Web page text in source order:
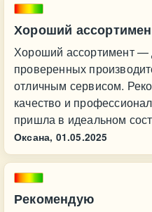
Хороший
Хороший ассортимент —
проверенных
отличным сервисом.
качество и
пришла в идеальном
Оксана, 01.05.2025
Рекомендую